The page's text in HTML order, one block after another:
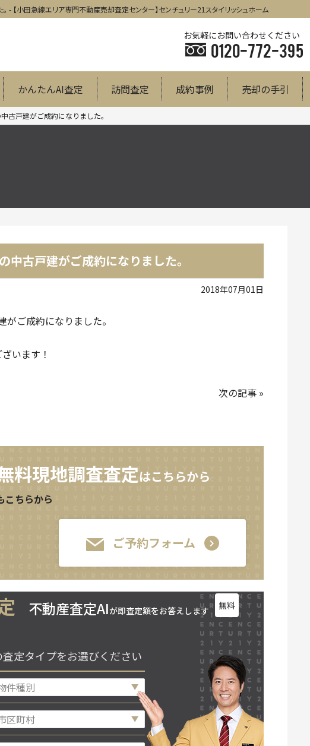
【小田急線エリア専門不動産売却査定センター】センチュリー21スタイリッシュホーム
お気軽にお問い合わせください
0120-772-395
かんたんAI査定 訪問査定 成約事例 売却の手引
古戸建がご成約になりました。
中古戸建がご成約になりました。
2018年07月01日
ご成約になりました。
います！
次の記事 »
料現地調査査定はこちらから
こちらから
ご予約フォーム
不動産査定AIが即査定額をお答えします 無料
定タイプをお選びください